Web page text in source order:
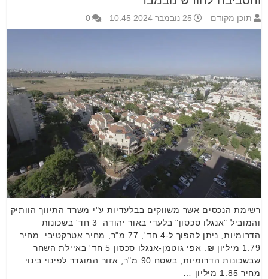
תוכן מקודם 25 נובמבר 2024 10:45 0
רשימת הנכסים אשר משווקים בבלעדיות ע"י משרד התיווך הוותיק
והמוביל "אנגלו סכסון" בלעדי באור יהודה 3 חד' בשכונות
הדרומיות, ניתן להפוך ל-4 חד', 77 מ"ר, מחיר אטרקטיבי. מחיר
1.79 מיליון ₪. אפי גוטמן-אנגלו סכסון 5 חד' באיילת השחר
שבשכונות הדרומיות, בשטח 90 מ"ר, אזור המוגדר לפינוי בינוי.
מחיר 1.85 מיליון …